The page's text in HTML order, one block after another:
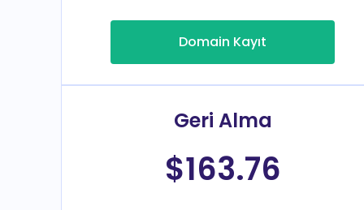
Domain Kayıt
Geri Alma
$163.76